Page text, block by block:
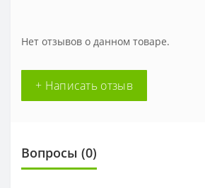
Нет отзывов о данном товаре.
+ Написать отзыв
Вопросы (0)